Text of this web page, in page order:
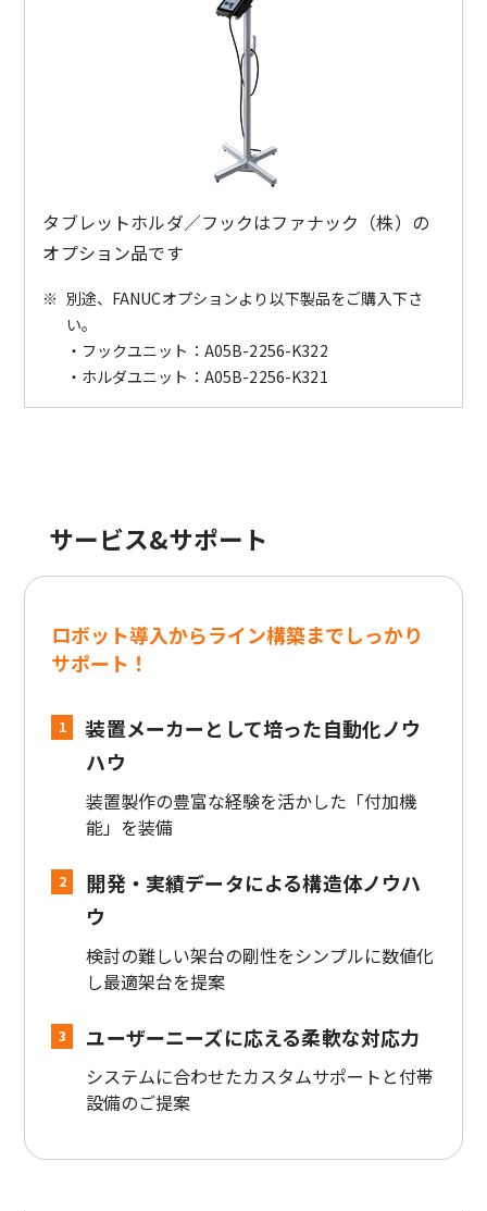
タブレットホルダ／フックはファナック（株）の
オプション品です
※ 別途、FANUCオプションより以下製品をご購入下さ
い。
・フックユニット：A05B-2256-K322
・ホルダユニット：A05B-2256-K321
サービス&サポート
ロボット導入からライン構築までしっかり
サポート！
1
装置メーカーとして培った自動化ノウ
ハウ
装置製作の豊富な経験を活かした「付加機
能」を装備
2
開発・実績データによる構造体ノウハ
ウ
検討の難しい架台の剛性をシンプルに数値化
し最適架台を提案
3 ユーザーニーズに応える柔軟な対応力
システムに合わせたカスタムサポートと付帯
設備のご提案